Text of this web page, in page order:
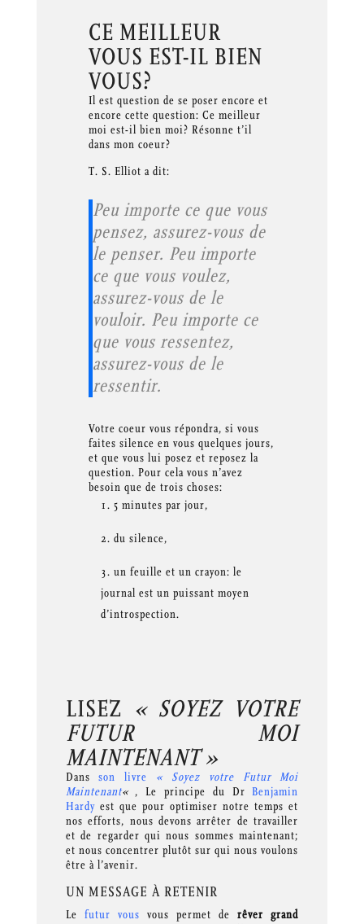
CE MEILLEUR
VOUS EST-IL BIEN
VOUS?
Il est question de se poser encore et
encore cette question: Ce meilleur
moi est-il bien moi? Résonne t’il
dans mon coeur?
T. S. Elliot a dit:
Peu importe ce que vous
pensez, assurez-vous de
le penser. Peu importe
ce que vous voulez,
assurez-vous de le
vouloir. Peu importe ce
que vous ressentez,
assurez-vous de le
ressentir.
Votre coeur vous répondra, si vous
faites silence en vous quelques jours,
et que vous lui posez et reposez la
question. Pour cela vous n’avez
besoin que de trois choses:
5 minutes par jour,
du silence,
un feuille et un crayon: le
journal est un puissant moyen
d’introspection.
LISEZ « SOYEZ VOTRE
FUTUR MOI
MAINTENANT »
Dansson livre « Soyez votre Futur Moi
Maintenant« , Le principe du DrBenjamin
Hardyest que pour optimiser notre temps et
nos efforts, nous devons arrêter de travailler
et de regarder qui nous sommes maintenant;
et nous concentrer plutôt sur qui nous voulons
être à l’avenir.
UN MESSAGE À RETENIR
Le futur vous vous permet derêver grand